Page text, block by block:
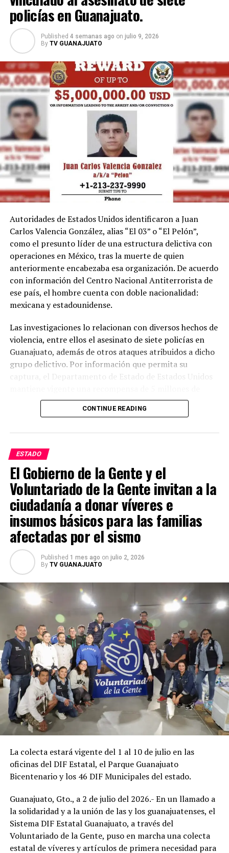
Nacional, consolidándose como uno de los íconos más
recordados de la justa deportiva y un ejemplo de cómo
el entusiasmo de la afición puede trascender más allá de
las canchas.
policías en Guanajuato.
Published 4 semanas ago on julio 9, 2026
By TV GUANAJUATO
Autoridades de Estados Unidos identificaron a Juan
Carlos Valencia González, alias “El 03” o “El Pelón”,
como el presunto líder de una estructura delictiva con
operaciones en México, tras la muerte de quien
anteriormente encabezaba esa organización. De acuerdo
con información del Centro Nacional Antiterrorista de
ese país, el hombre cuenta con doble nacionalidad:
mexicana y estadounidense.
Las investigaciones lo relacionan con diversos hechos de
violencia, entre ellos el asesinato de siete policías en
Guanajuato, además de otros ataques atribuidos a dicho
grupo delictivo. Por información que permita su
captura, el Departamento de Estado de Estados Unidos
delictivo mantiene presencia en varios estados del país y
lo consideran uno de los principales generadores de
violencia. Mientras tanto, las investigaciones continúan
y las autoridades mexicanas y estadounidenses
mantienen la búsqueda de Juan Carlos Valencia
González para que responda ante la justicia por los
delitos que se le atribuyen.
CONTINUE READING
ESTADO
El Gobierno de la Gente y el
Voluntariado de la Gente invitan a la
ciudadanía a donar víveres e
insumos básicos para las familias
afectadas por el sismo
Published 1 mes ago on julio 2, 2026
By TV GUANAJUATO
La colecta estará vigente del 1 al 10 de julio en las
oficinas del DIF Estatal, el Parque Guanajuato
Bicentenario y los 46 DIF Municipales del estado.
Guanajuato, Gto., a 2 de julio del 2026.- En un llamado a
la solidaridad y a la unión de las y los guanajuatenses, el
Sistema DIF Estatal Guanajuato, a través del
Voluntariado de la Gente, puso en marcha una colecta
estatal de víveres y artículos de primera necesidad para